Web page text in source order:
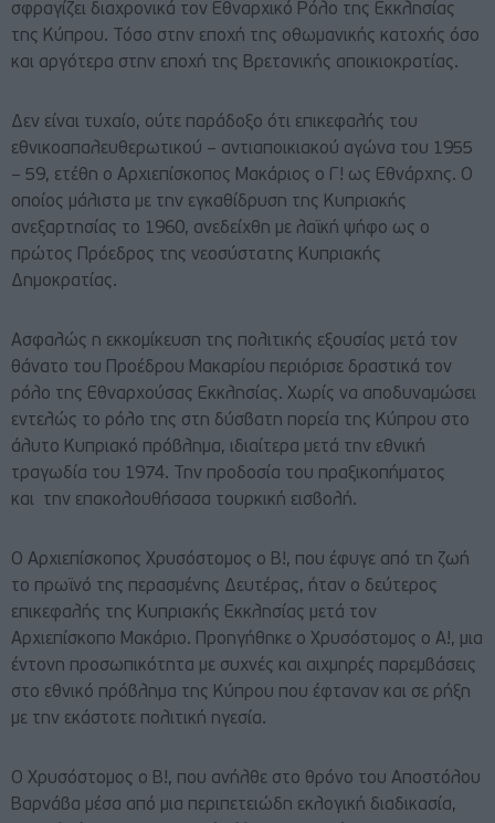
σφραγίζει διαχρονικά τον Εθναρχικό Ρόλο της Εκκλησίας
της Κύπρου. Τόσο στην εποχή της οθωμανικής κατοχής όσο
και αργότερα στην εποχή της Βρετανικής αποικιοκρατίας.
Δεν είναι τυχαίο, ούτε παράδοξο ότι επικεφαλής του
εθνικοαπαλευθερωτικού – αντιαποικιακού αγώνα του 1955
– 59, ετέθη ο Αρχιεπίσκοπος Μακάριος ο Γ! ως Εθνάρχης. Ο
οποίος μάλιστα με την εγκαθίδρυση της Κυπριακής
ανεξαρτησίας το 1960, ανεδείχθη με λαϊκή ψήφο ως ο
πρώτος Πρόεδρος της νεοσύστατης Κυπριακής
Δημοκρατίας.
Ασφαλώς η εκκομίκευση της πολιτικής εξουσίας μετά τον
θάνατο του Προέδρου Μακαρίου περιόρισε δραστικά τον
ρόλο της Εθναρχούσας Εκκλησίας. Χωρίς να αποδυναμώσει
εντελώς το ρόλο της στη δύσβατη πορεία της Κύπρου στο
άλυτο Κυπριακό πρόβλημα, ιδιαίτερα μετά την εθνική
τραγωδία του 1974. Την προδοσία του πραξικοπήματος
και την επακολουθήσασα τουρκική εισβολή.
Ο Αρχιεπίσκοπος Χρυσόστομος ο Β!, που έφυγε από τη ζωή
το πρωϊνό της περασμένης Δευτέρας, ήταν ο δεύτερος
επικεφαλής της Κυπριακής Εκκλησίας μετά τον
Αρχιεπίσκοπο Μακάριο. Προηγήθηκε ο Χρυσόστομος ο Α!, μια
έντονη προσωπικότητα με συχνές και αιχμηρές παρεμβάσεις
στο εθνικό πρόβλημα της Κύπρου που έφταναν και σε ρήξη
με την εκάστοτε πολιτική ηγεσία.
Ο Χρυσόστομος ο Β!, που ανήλθε στο θρόνο του Αποστόλου
Βαρνάβα μέσα από μια περιπετειώδη εκλογική διαδικασία,